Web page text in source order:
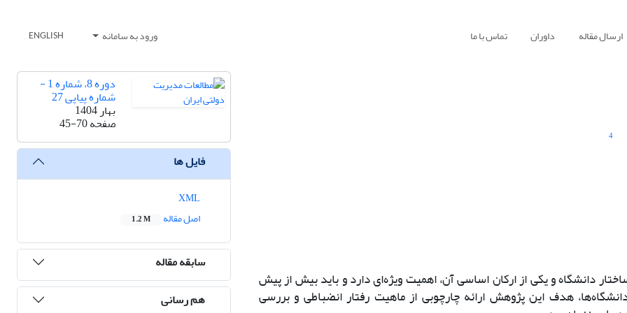
ارسال مقاله داوران تماس با ما ورود به سامانه ENGLISH
4
دانشگاه و یکی از ارکان اساسی آن، اهمیت ویژه‌ای دارد و باید بیش از پیش
هدف این پژوهش ارائه چارچوبی از ماهیت رفتار انضباطی و بررسی
دوره 8، شماره 1 -
شماره پیاپی 27
بهار 1404
صفحه45-70
فایل ها
اصل مقاله
1.2 M
سابقه مقاله
هم رسانی